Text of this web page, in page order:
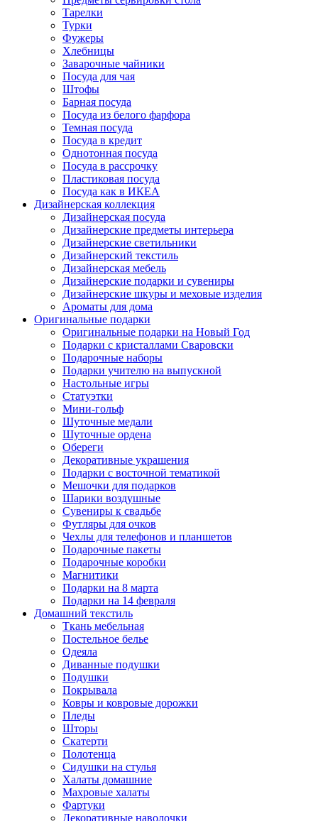
Тарелки
Турки
Фужеры
Хлебницы
Заварочные чайники
Посуда для чая
Штофы
Барная посуда
Посуда из белого фарфора
Темная посуда
Посуда в кредит
Однотонная посуда
Посуда в рассрочку
Пластиковая посуда
Посуда как в ИКЕА
Дизайнерская коллекция
Дизайнерская посуда
Дизайнерские предметы интерьера
Дизайнерские светильники
Дизайнерский текстиль
Дизайнерская мебель
Дизайнерские подарки и сувениры
Дизайнерские шкуры и меховые изделия
Ароматы для дома
Оригинальные подарки
Оригинальные подарки на Новый Год
Подарки с кристаллами Сваровски
Подарочные наборы
Подарки учителю на выпускной
Настольные игры
Статуэтки
Мини-гольф
Шуточные медали
Шуточные ордена
Обереги
Декоративные украшения
Подарки с восточной тематикой
Мешочки для подарков
Шарики воздушные
Сувениры к свадьбе
Футляры для очков
Чехлы для телефонов и планшетов
Подарочные пакеты
Подарочные коробки
Магнитики
Подарки на 8 марта
Подарки на 14 февраля
Домашний текстиль
Ткань мебельная
Постельное белье
Одеяла
Диванные подушки
Подушки
Покрывала
Ковры и ковровые дорожки
Пледы
Шторы
Скатерти
Полотенца
Сидушки на стулья
Халаты домашние
Махровые халаты
Фартуки
Декоративные наволочки